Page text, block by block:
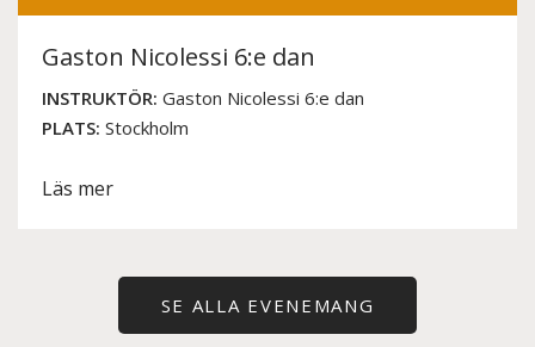
Gaston Nicolessi 6:e dan
INSTRUKTÖR: Gaston Nicolessi 6:e dan
PLATS: Stockholm
Läs mer
SE ALLA EVENEMANG